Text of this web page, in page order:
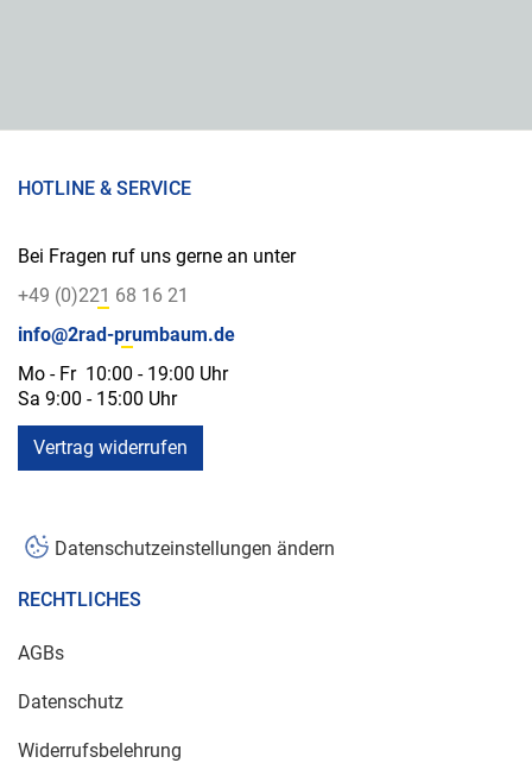
HOTLINE & SERVICE
Bei Fragen ruf uns gerne an unter
+49 (0)221 68 16 21
info@2rad-prumbaum.de
Mo - Fr 10:00 - 19:00 Uhr
Sa 9:00 - 15:00 Uhr
Vertrag widerrufen
Datenschutzeinstellungen ändern
RECHTLICHES
AGBs
Datenschutz
Widerrufsbelehrung